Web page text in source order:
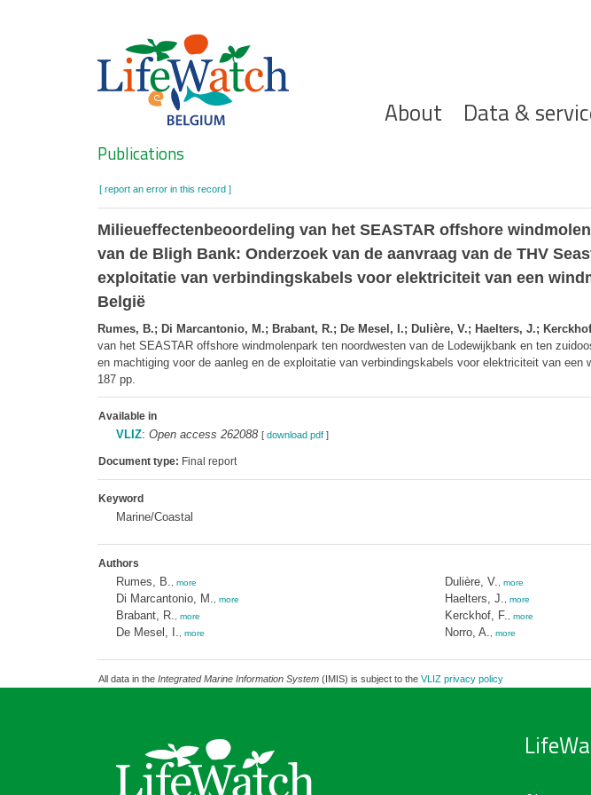
Hoofdnavigatie
About Data &
Search
Publications
[ report an error in this record ]
Milieueffectenbeoordeling van het SEASTAR offshore
van de Bligh Bank: Onderzoek van de aanvraag van de THV
exploitatie van verbindingskabels voor elektriciteit van een
België
Rumes, B.; Di Marcantonio, M.; Brabant, R.; De Mesel, I.; Dulière, V.; Haelters, J.;
van het SEASTAR offshore windmolenpark ten noordwesten van de Lodewijkbank en ten
en machtiging voor de aanleg en de exploitatie van verbindingskabels voor elektriciteit van
187 pp.
Available in
VLIZ: Open access 262088 [ download pdf]
Document type: Final report
Keyword
Marine/Coastal
Authors
Rumes, B. more
Di Marcantonio, M. more
Brabant, R. more
De Mesel, I. more
Dulière, V. more
Haelters, J. more
Kerckhof, F. more
Norro, A. more
All data in the Integrated Marine Information System(IMIS) is subject to the VLIZ privacy policy